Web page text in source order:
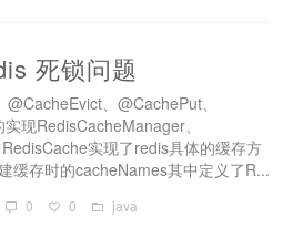
死锁问题
、@CachePut、
现RedisCacheManager、
实现了redis具体的缓存方
缓存时的cacheNames其中定义了R...
0 0 java